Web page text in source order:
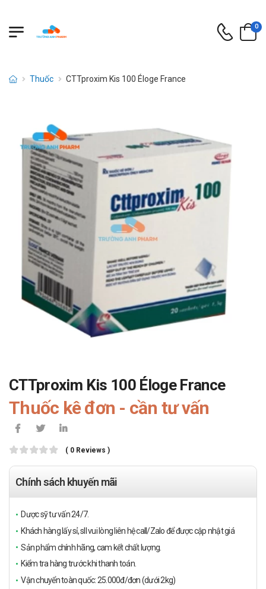
0
Thuốc CTTproxim Kis 100 Éloge France
CTTproxim Kis 100 Éloge France
Thuốc kê đơn - cần tư vấn
( 0 Reviews )
Chính sách khuyến mãi
Dược sỹ tư vấn 24/7.
Khách hàng lấy sỉ, sll vui lòng liên hệ call/Zalo để được cập nhật giá
Sản phẩm chính hãng, cam kết chất lượng.
Kiểm tra hàng trước khi thanh toán.
Vận chuyển toàn quốc: 25.000đ/đơn (dưới 2kg)